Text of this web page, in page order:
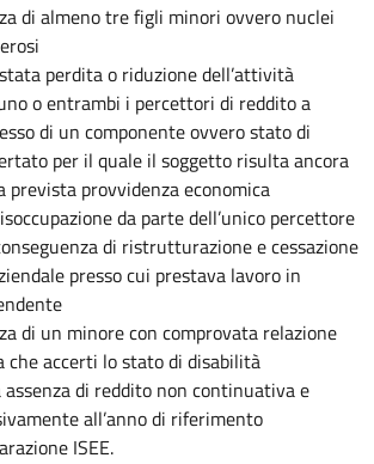
di almeno tre figli minori ovvero nuclei
perdita o riduzione dell’attività
o entrambi i percettori di reddito a
di un componente ovvero stato di
per il quale il soggetto risulta ancora
prevista provvidenza economica
da parte dell’unico percettore
di ristrutturazione e cessazione
presso cui prestava lavoro in
di un minore con comprovata relazione
che accerti lo stato di disabilità
di reddito non continuativa e
all’anno di riferimento
ISEE.